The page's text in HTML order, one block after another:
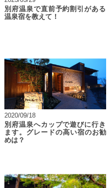
別府温泉で直前予約割引がある
温泉宿を教えて！
2020/09/18
別府温泉へカップで遊びに行き
ます。グレードの高い宿のお勧
めは？